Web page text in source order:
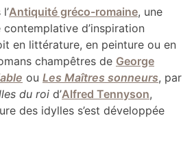
Antiquité gréco-romaine, une
d’inspiration
en littérature, en peinture ou en
champêtres de George
ou Les Maîtres sonneurs, par
du roi d’Alfred Tennyson,
des idylles s’est développée